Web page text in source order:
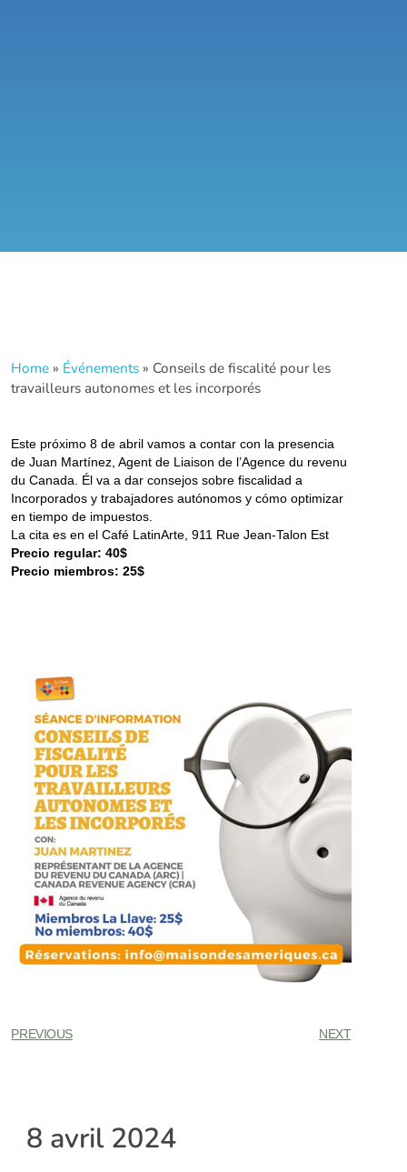
Home » Événements » Conseils de fiscalité pour les
travailleurs autonomes et les incorporés
Este próximo 8 de abril vamos a contar con la presencia
de Juan Martínez, Agent de Liaison de l’Agence du revenu
du Canada. Él va a dar consejos sobre fiscalidad a
Incorporados y trabajadores autónomos y cómo optimizar
en tiempo de impuestos.
La cita es en el Café LatinArte, 911 Rue Jean-Talon Est
Precio regular: 40$
Precio miembros: 25$
PREVIOUS NEXT
8 avril 2024